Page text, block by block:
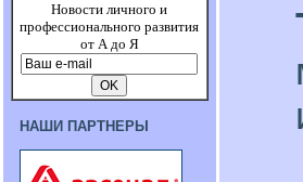
Новости личного и
профессионального развития
от А до Я
НАШИ ПАРТНЕРЫ